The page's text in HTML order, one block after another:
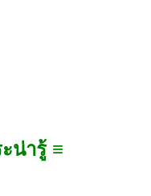
น่ารู้ ≡